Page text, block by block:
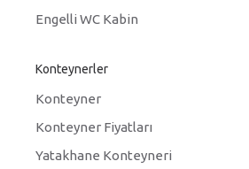
Engelli WC Kabin
Konteynerler
Konteyner
Konteyner Fiyatları
Yatakhane Konteyneri